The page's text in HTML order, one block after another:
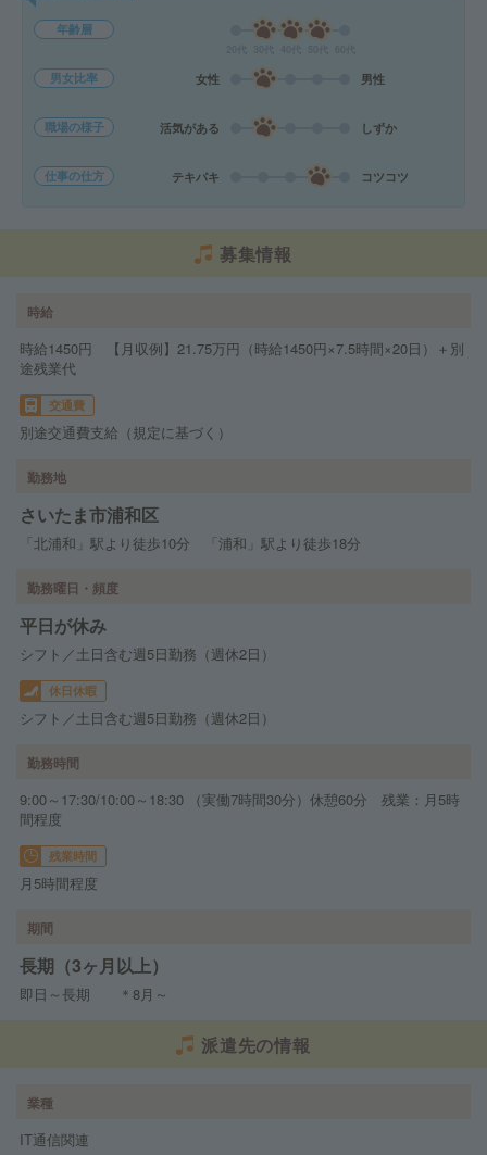
年齢層
男女比率 女性 男性
職場の様子 活気がある しずか
仕事の仕方 テキパキ コツコツ
募集情報
時給
時給1450円 【月収例】21.75万円（時給1450円×7.5時間×20日）＋別
途残業代
交通費
別途交通費支給（規定に基づく）
勤務地
さいたま市浦和区
「北浦和」駅より徒歩10分 「浦和」駅より徒歩18分
勤務曜日・頻度
平日が休み
シフト／土日含む週5日勤務（週休2日）
休日休暇
シフト／土日含む週5日勤務（週休2日）
勤務時間
9:00～17:30/10:00～18:30 （実働7時間30分）休憩60分 残業：月5時
間程度
残業時間
月5時間程度
期間
長期（3ヶ月以上）
即日～長期 ＊8月～
派遣先の情報
業種
IT通信関連